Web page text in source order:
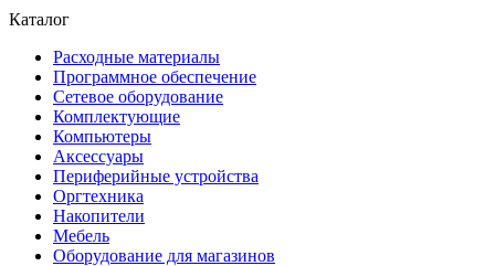
Каталог
Расходные материалы
Программное обеспечение
Сетевое оборудование
Комплектующие
Компьютеры
Аксессуары
Периферийные устройства
Оргтехника
Накопители
Мебель
Оборудование для магазинов